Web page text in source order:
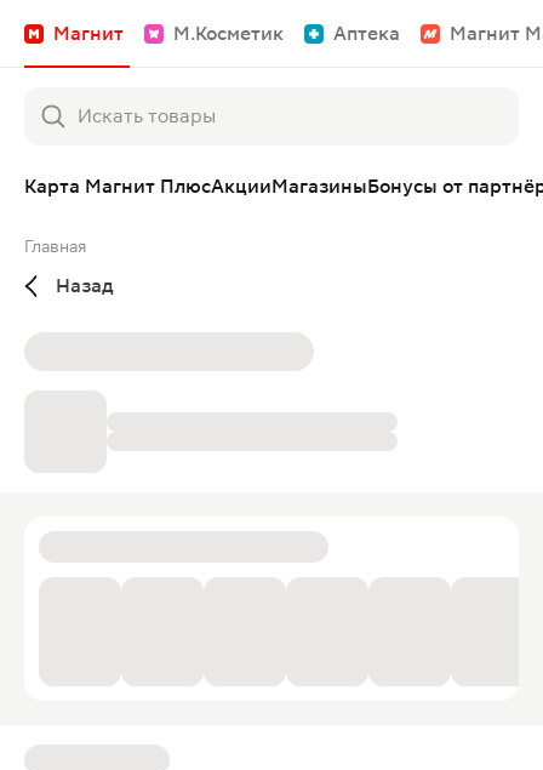
Магнит М.Косметик Аптека Магнит
Карта Магнит ПлюсАкцииМагазиныБонусы от
Главная
Назад